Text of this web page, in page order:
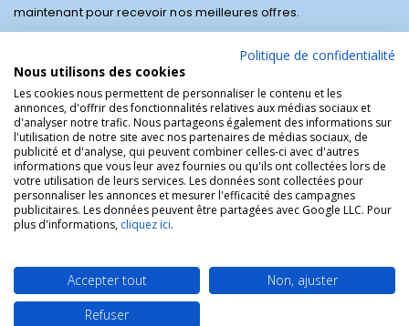
maintenant pour recevoir nos meilleures offres.
La Boutique des Chrétiens © | La boutique religieuse chrétienne de
référence !.
Politique de confidentialité
Nous utilisons des cookies
Les cookies nous permettent de personnaliser le contenu et les
annonces, d'offrir des fonctionnalités relatives aux médias sociaux et
d'analyser notre trafic. Nous partageons également des informations sur
l'utilisation de notre site avec nos partenaires de médias sociaux, de
publicité et d'analyse, qui peuvent combiner celles-ci avec d'autres
informations que vous leur avez fournies ou qu'ils ont collectées lors de
votre utilisation de leurs services. Les données sont collectées pour
personnaliser les annonces et mesurer l'efficacité des campagnes
publicitaires. Les données peuvent être partagées avec Google LLC. Pour
plus d'informations, cliquez ici.
Accepter tout
Non, ajuster
Refuser